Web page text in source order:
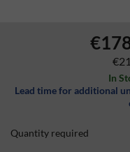
In
Lead time for additional
Quantity required